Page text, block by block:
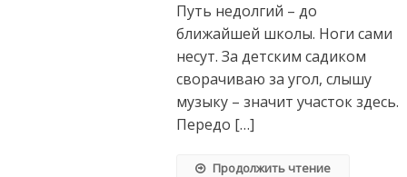
Путь недолгий – до
ближайшей школы. Ноги сами
несут. За детским садиком
сворачиваю за угол, слышу
музыку – значит участок здесь.
Передо […]
Продолжить чтение